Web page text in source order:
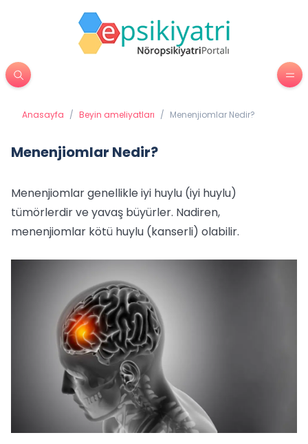
Anasayfa / Beyin ameliyatları / Menenjiomlar Nedir?
Menenjiomlar Nedir?
Menenjiomlar genellikle iyi huylu (iyi huylu)
tümörlerdir ve yavaş büyürler. Nadiren,
menenjiomlar kötü huylu (kanserli) olabilir.